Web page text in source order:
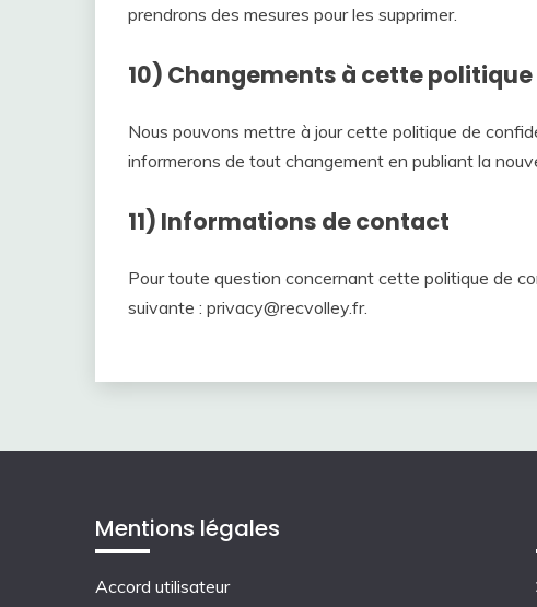
prendrons des mesures pour les supprimer.
10) Changements à cette politique
Nous pouvons mettre à jour cette politique de
informerons de tout changement en publiant la
11) Informations de contact
Pour toute question concernant cette politique de
suivante : privacy@recvolley.fr.
Mentions légales
Accord utilisateur